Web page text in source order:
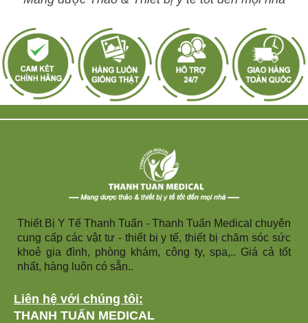
Thiết Bị Y Tế Thanh Tuấn - Thanh Tuấn Medical chuyên
cung cấp các vật tư - thiết bị y tế, thiết bị chăm sóc sức
khoẻ gia đình, phòng khám, công ty, spa,.. Giá cả tốt
nhất, hàng luôn có sẵn..
Liên hệ với chúng tôi:
THANH TUẤN MEDICAL